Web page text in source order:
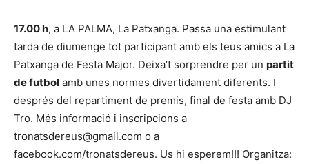
17.00 h, a LA PALMA, La Patxanga. Passa una estimulant
tarda de diumenge tot participant amb els teus amics a La
Patxanga de Festa Major. Deixa’t sorprendre per un partit
de futbol amb unes normes divertidament diferents. I
després del repartiment de premis, final de festa amb DJ
Tro. Més informació i inscripcions a
tronatsdereus@gmail.com o a
facebook.com/tronatsdereus. Us hi esperem!!! Organitza: